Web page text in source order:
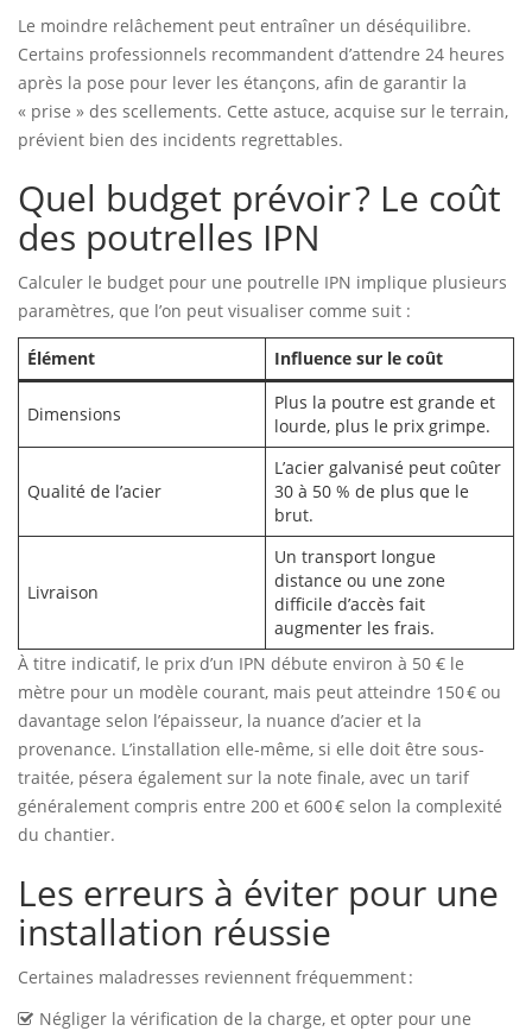
Le moindre relâchement peut entraîner un déséquilibre.
Certains professionnels recommandent d’attendre 24 heures
après la pose pour lever les étançons, afin de garantir la
« prise » des scellements. Cette astuce, acquise sur le terrain,
prévient bien des incidents regrettables.
Quel budget prévoir ? Le coût
des poutrelles IPN
Calculer le budget pour une poutrelle IPN implique plusieurs
paramètres, que l’on peut visualiser comme suit :
Élément Influence sur le coût
Dimensions
Plus la poutre est grande et
lourde, plus le prix grimpe.
Qualité de l’acier
L’acier galvanisé peut coûter
30 à 50 % de plus que le
brut.
Livraison
Un transport longue
distance ou une zone
difficile d’accès fait
augmenter les frais.
À titre indicatif, le prix d’un IPN débute environ à 50 € le
mètre pour un modèle courant, mais peut atteindre 150 € ou
davantage selon l’épaisseur, la nuance d’acier et la
provenance. L’installation elle-même, si elle doit être sous-
traitée, pésera également sur la note finale, avec un tarif
généralement compris entre 200 et 600 € selon la complexité
du chantier.
Les erreurs à éviter pour une
installation réussie
Certaines maladresses reviennent fréquemment :
Négliger la vérification de la charge, et opter pour une